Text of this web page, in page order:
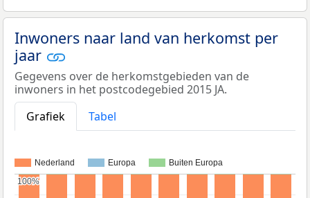
Inwoners naar land van herkomst per
jaar
Gegevens over de herkomstgebieden van de
inwoners in het postcodegebied 2015 JA.
Grafiek
Tabel
Nederland Europa Buiten Europa
100%
100%